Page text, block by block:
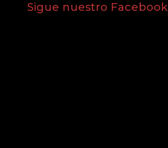
Sigue nuestro Facebook